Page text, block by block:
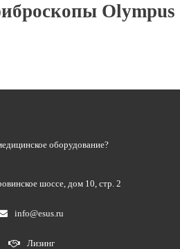
Olympus
оборудование?
шоссе, дом 10, стр. 2
info@esus.ru
Лизинг